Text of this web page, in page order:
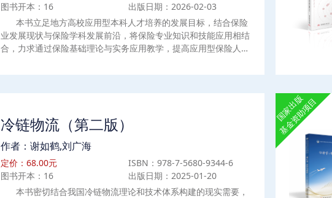
图书开本：16
出版日期：2026-02-03
本书立足地方高校应用型本科人才培养的发展目标，结合保险
业发展现状与保险学科发展前沿，将保险专业知识和技能应用相结
合，力求通过保险基础理论与实务应用教学，提高应用型保险人才
保险相关内容。本书除以上各章节具体教学内容外，还附有导入案
例、学习目标和学习重点、知识链接、案例分析，并根据近年保险
政策法规的变化和保险行业的新发展，挑选了与课堂教学高度契合
的拓展资源和在线答题，方便读者进行自学和巩固。本书既可作为
高等院校经济管理类学生的教学用书，也可作为保险相关从业人士
的参考书目，还可作为对保险感兴趣广大读者的知识读本。
冷链物流（第二版）
作者：谢如鹤,刘广海
定价：68.00元
ISBN：978-7-5680-9344-6
图书开本：16
出版日期：2025-01-20
本书密切结合我国冷链物流理论和技术体系构建的现实需要，
国家出版
基金资助项目